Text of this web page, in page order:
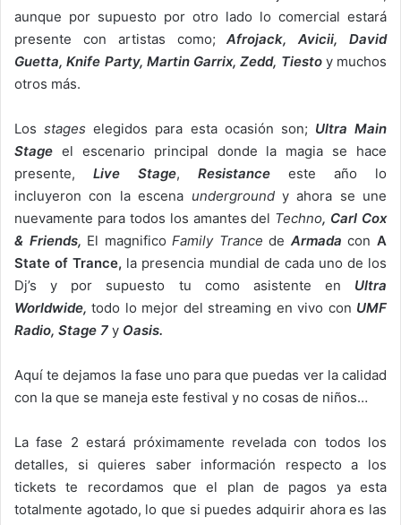
aunque por supuesto por otro lado lo comercial estará
presente con artistas como;Afrojack, Avicii, David
Guetta, Knife Party, Martin Garrix, Zedd, Tiestoy muchos
otros más.
Losstages elegidos para esta ocasión son; Ultra Main
Stage el escenario principal donde la magia se hace
presente, Live Stage, Resistance este año lo
incluyeron con la escena undergroundy ahora se une
nuevamente para todos los amantes del Techno, Carl Cox
& Friends, El magnificoFamily Trance de Armada conA
State of Trance, la presencia mundial de cada uno de los
Dj’s y por supuesto tu como asistente en Ultra
Worldwide,todo lo mejor del streaming en vivo con UMF
Radio, Stage 7 y Oasis.
Aquí te dejamos la fase uno para que puedas ver la calidad
con la que se maneja este festival y no cosas de niños…
La fase 2 estará próximamente revelada con todos los
detalles, si quieres saber información respecto a los
tickets te recordamos que el plan de pagos ya esta
totalmente agotado, lo que si puedes adquirir ahora es las